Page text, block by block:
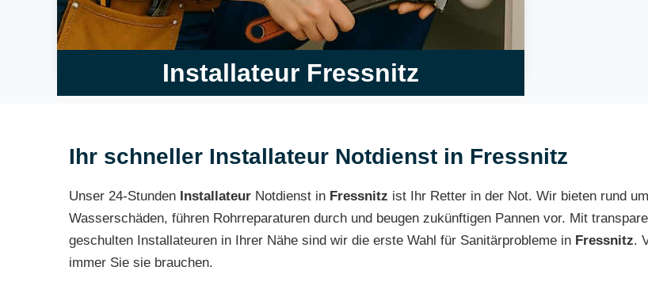
Installateur Fressnitz
Ihr schneller Installateur Notdienst in Fressnitz
Unser 24-Stunden Installateur Notdienst in Fressnitz ist Ihr Retter in der Not. Wir bieten rund
Wasserschäden, führen Rohrreparaturen durch und beugen zukünftigen Pannen vor. Mit
geschulten Installateuren in Ihrer Nähe sind wir die erste Wahl für Sanitärprobleme in Fressnitz.
immer Sie sie brauchen.